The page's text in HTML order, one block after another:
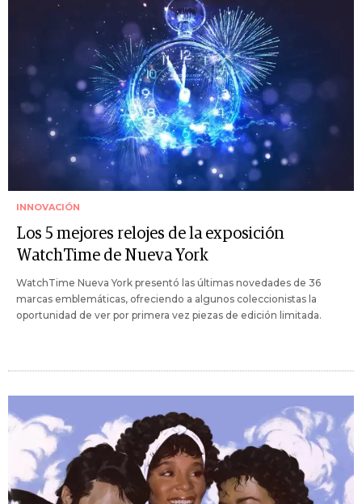
INNOVACIÓN
Los 5 mejores relojes de la exposición
WatchTime de Nueva York
WatchTime Nueva York presentó las últimas novedades de 36
marcas emblemáticas, ofreciendo a algunos coleccionistas la
oportunidad de ver por primera vez piezas de edición limitada.